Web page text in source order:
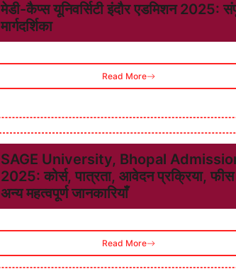
मेडी-कैप्स यूनिवर्सिटी इंदौर एडमिशन 2025:
मार्गदर्शिका
Read More
SAGE University, Bhopal
2025: कोर्स, पात्रता, आवेदन प्रक्रिया,
अन्य महत्वपूर्ण जानकारियाँ
Read More